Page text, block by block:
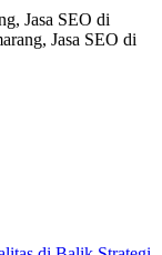
Jasa SEO di
Jasa SEO di